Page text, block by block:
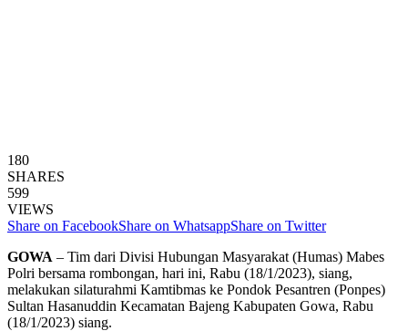
180
SHARES
599
VIEWS
Share on FacebookShare on WhatsappShare on Twitter
GOWA – Tim dari Divisi Hubungan Masyarakat (Humas) Mabes
Polri bersama rombongan, hari ini, Rabu (18/1/2023), siang,
melakukan silaturahmi Kamtibmas ke Pondok Pesantren (Ponpes)
Sultan Hasanuddin Kecamatan Bajeng Kabupaten Gowa, Rabu
(18/1/2023) siang.